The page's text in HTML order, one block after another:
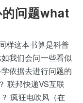
的问题what
样这本书算是科普
我们会问一些看似
依据去进行问题的
联邦快递VS互联
疯狂电吹风（在